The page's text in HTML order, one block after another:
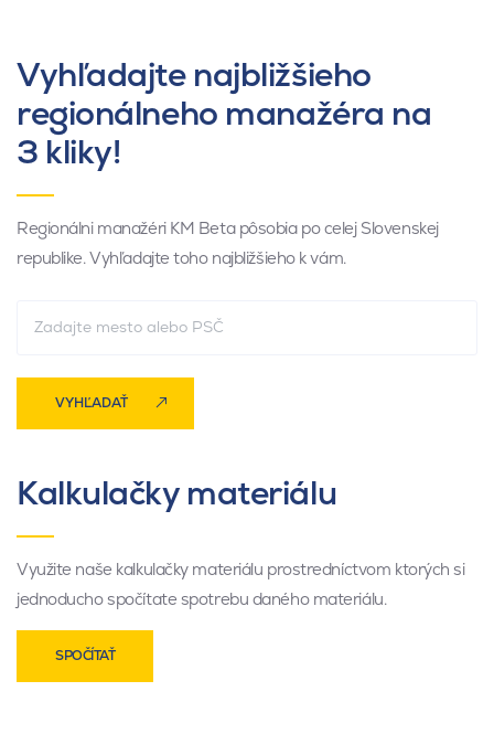
Vyhľadajte najbližšieho
regionálneho manažéra na
3 kliky!
Regionálni manažéri KM Beta pôsobia po celej Slovenskej
republike. Vyhľadajte toho najbližšieho k vám.
VYHĽADAŤ
Kalkulačky materiálu
Využite naše kalkulačky materiálu prostredníctvom ktorých si
jednoducho spočítate spotrebu daného materiálu.
SPOČÍTAŤ